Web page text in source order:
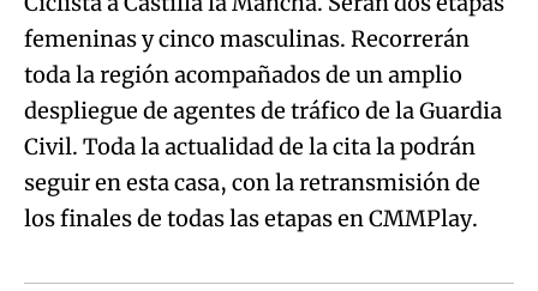
femeninas y cinco masculinas. Recorrerán
toda la región acompañados de un amplio
despliegue de agentes de tráfico de la Guardia
Civil. Toda la actualidad de la cita la podrán
seguir en esta casa, con la retransmisión de
los finales de todas las etapas en CMMPlay.